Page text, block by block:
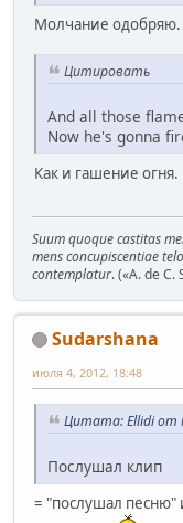
Молчание одобряю.
Цитировать
And all those
Now he's gonna
Как и гашение огня.
Suum quoque castitas
mens concupiscentiae
contemplatur. («A. de C.
Sudarshana
июля 4, 2012, 18:48
Цитата: Ellidi от
Послушал клип
= "послушал песню"